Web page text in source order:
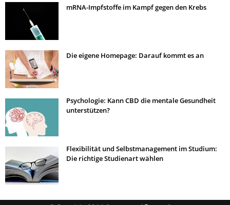
mRNA-Impfstoffe im Kampf gegen den Krebs
Die eigene Homepage: Darauf kommt es an
Psychologie: Kann CBD die mentale Gesundheit
unterstützen?
Flexibilität und Selbstmanagement im Studium:
Die richtige Studienart wählen